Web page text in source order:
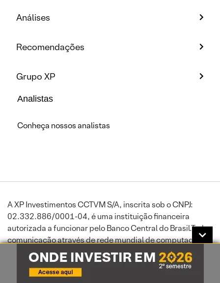
Análises
Recomendações
Grupo XP
Analistas
Conheça nossos analistas
A XP Investimentos CCTVM S/A, inscrita sob o CNPJ:
02.332.886/0001-04, é uma instituição financeira
autorizada a funcionar pelo Banco Central do Brasil.Toda
comunicação através de rede mundial de computadores
está sujeita a interrupções ou atrasos, podendo impedir
ou prejudicar o envio de ordens ou a recepção de
informações atualizadas. A XP Investimentos exime-se de